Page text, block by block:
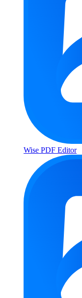
Wise PDF Editor